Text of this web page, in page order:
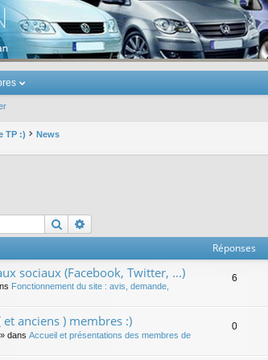
Touran
TP :) News
Rechercher
Réponses
sociaux (Facebook, Twitter, ...)
Fonctionnement du site : avis, demande,
6
anciens ) membres :)
» dans Accueil et présentations des membres de
0